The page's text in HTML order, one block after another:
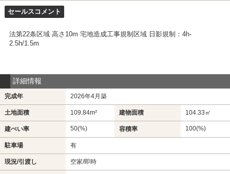
セールスコメント
法第22条区域 高さ10m 宅地造成工事規制区域 日影規制：4h-
2.5h/1.5m
詳細情報
完成年 2026年4月築
土地面積 109.84m² 建物面積 104.33㎡
建ぺい率 50(%) 容積率 100(%)
駐車場 有
現況/引渡し 空家/即時